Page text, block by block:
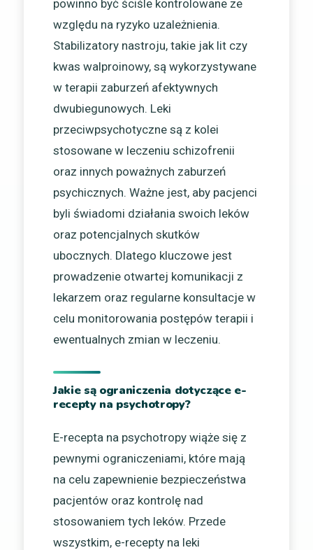
powinno być ściśle kontrolowane ze
względu na ryzyko uzależnienia.
Stabilizatory nastroju, takie jak lit czy
kwas walproinowy, są wykorzystywane
w terapii zaburzeń afektywnych
dwubiegunowych. Leki
przeciwpsychotyczne są z kolei
stosowane w leczeniu schizofrenii
oraz innych poważnych zaburzeń
psychicznych. Ważne jest, aby pacjenci
byli świadomi działania swoich leków
oraz potencjalnych skutków
ubocznych. Dlatego kluczowe jest
prowadzenie otwartej komunikacji z
lekarzem oraz regularne konsultacje w
celu monitorowania postępów terapii i
ewentualnych zmian w leczeniu.
Jakie są ograniczenia dotyczące e-
recepty na psychotropy?
E-recepta na psychotropy wiąże się z
pewnymi ograniczeniami, które mają
na celu zapewnienie bezpieczeństwa
pacjentów oraz kontrolę nad
stosowaniem tych leków. Przede
wszystkim, e-recepty na leki